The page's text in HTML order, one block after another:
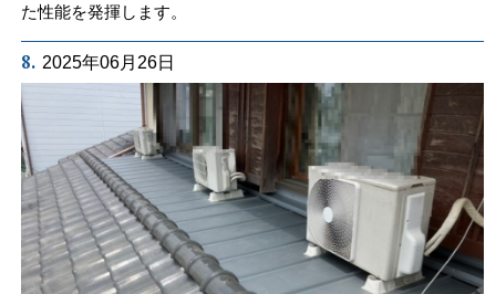
た性能を発揮します。
8. 2025年06月26日